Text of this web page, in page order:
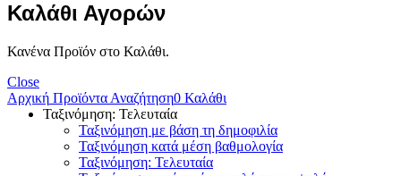
Καλάθι Αγορών
Κανένα Προϊόν στο Καλάθι.
Close
Αρχική Προϊόντα Αναζήτηση0 Καλάθι
Ταξινόμηση: Τελευταία
Ταξινόμηση με βάση τη δημοφιλία
Ταξινόμηση κατά μέση βαθμολογία
Ταξινόμηση: Τελευταία